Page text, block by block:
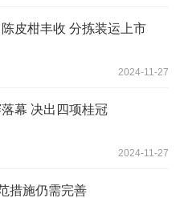
皮柑丰收 分拣装运上市
2024-11-27
幕 决出四项桂冠
2024-11-27
措施仍需完善